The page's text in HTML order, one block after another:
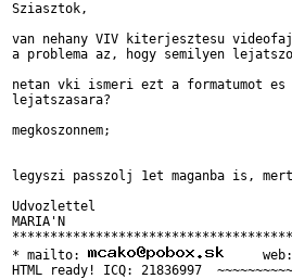
Sziasztok,
van nehany VIV kiterjesztesu
a problema az, hogy semilyen
netan vki ismeri ezt a formatumot
lejatszasara?
megkoszonnem;
legyszi passzolj 1et maganba is,
Udvozlettel
MARIA'N
* mailto:
     web:
HTML ready! ICQ: 21836997